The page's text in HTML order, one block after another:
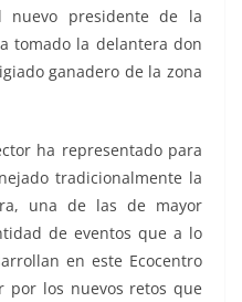
nuevo presidente de la
tomado la delantera don
ganadero de la zona
ha representado para
tradicionalmente la
una de las de mayor
de eventos que a lo
en este Ecocentro
por los nuevos retos que